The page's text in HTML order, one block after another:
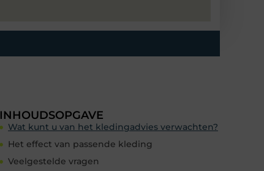
INHOUDSOPGAVE
Wat kunt u van het kledingadvies verwachten?
Het effect van passende kleding
Veelgestelde vragen